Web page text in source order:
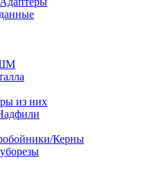
из них
Керны